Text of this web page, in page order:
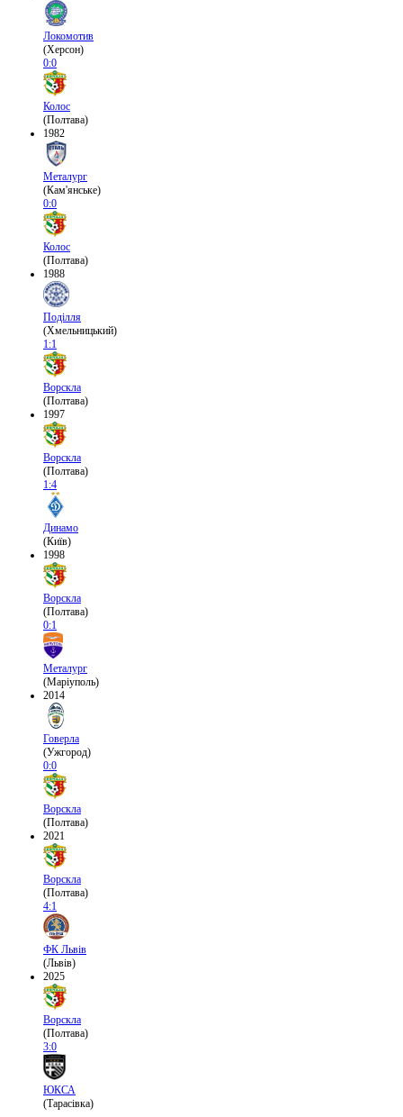
Локомотив
(Херсон)
0:0
Колос
(Полтава)
1982
Металург
(Кам'янське)
0:0
Колос
(Полтава)
1988
Поділля
(Хмельницький)
1:1
Ворскла
(Полтава)
1997
Ворскла
(Полтава)
1:4
Динамо
(Київ)
1998
Ворскла
(Полтава)
0:1
Металург
(Маріуполь)
2014
Говерла
(Ужгород)
0:0
Ворскла
(Полтава)
2021
Ворскла
(Полтава)
4:1
ФК Львів
(Львів)
2025
Ворскла
(Полтава)
3:0
ЮКСА
(Тарасівка)